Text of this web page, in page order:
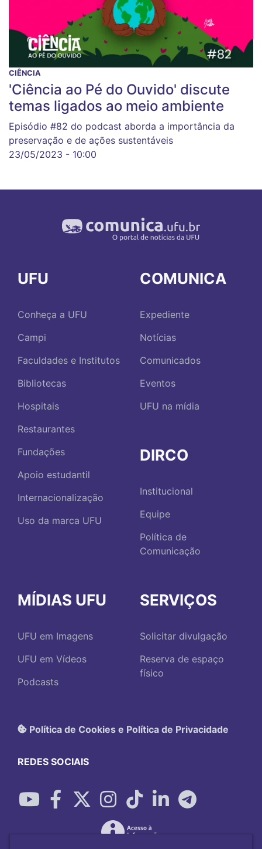
CIÊNCIA
'Ciência ao Pé do Ouvido' discute
temas ligados ao meio ambiente
Episódio #82 do podcast aborda a importância da
preservação e de ações sustentáveis
23/05/2023 - 10:00
UFU
Conheça a UFU
Campi
Faculdades e Institutos
Bibliotecas
Hospitais
Restaurantes
Fundações
Apoio estudantil
Internacionalização
Uso da marca UFU
COMUNICA
Expediente
Notícias
Comunicados
Eventos
UFU na mídia
DIRCO
Institucional
Equipe
Política de
Comunicação
MÍDIAS UFU
UFU em Imagens
UFU em Vídeos
Podcasts
SERVIÇOS
Solicitar divulgação
Reserva de espaço
físico
Política de Cookies e Política de Privacidade
REDES SOCIAIS